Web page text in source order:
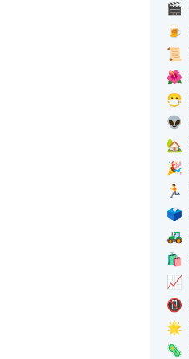
🎬
🍺
📜
🌺
😷
👽
🏡
🎉
🏃
🗳️
🚜
🛍️
📈
📵
🌟
🦠